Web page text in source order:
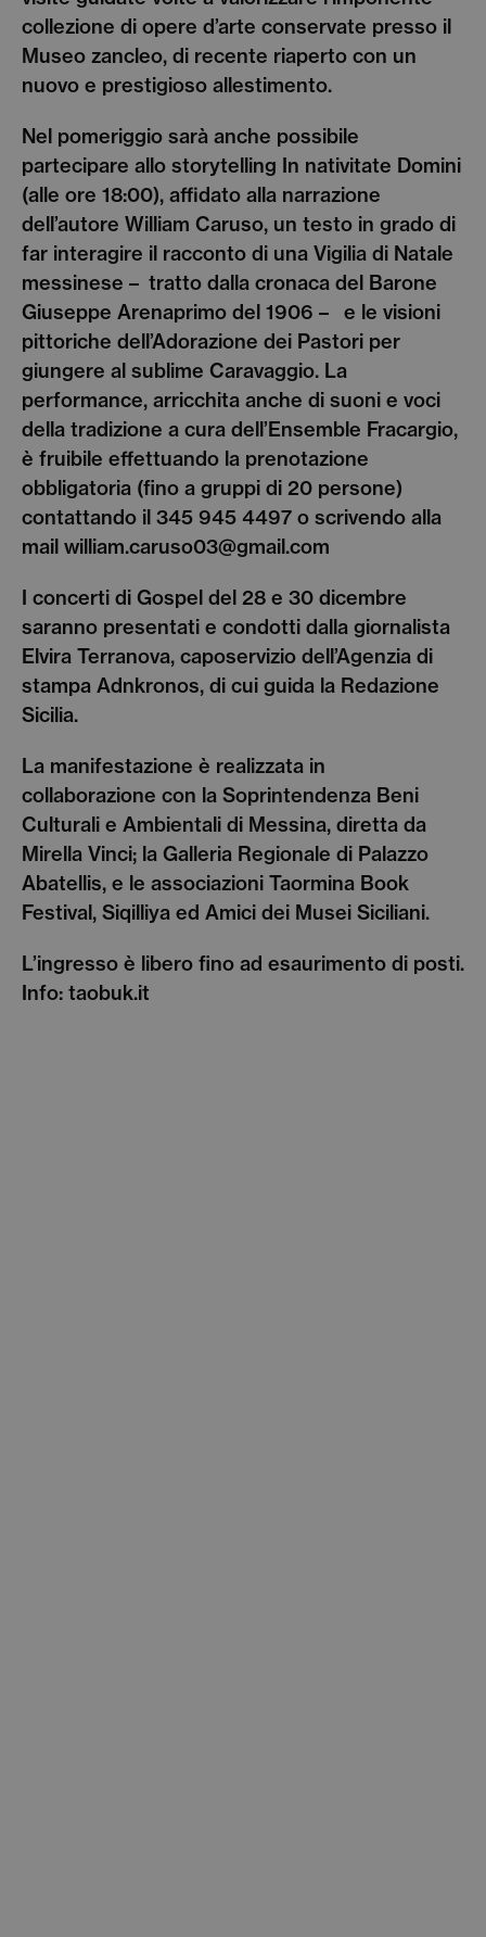
collezione di opere d’arte conservate presso il
Museo zancleo, di recente riaperto con un
nuovo e prestigioso allestimento.
Nel pomeriggio sarà anche possibile
partecipare allo storytelling In nativitate Domini
(alle ore 18:00), affidato alla narrazione
dell’autore William Caruso, un testo in grado di
far interagire il racconto di una Vigilia di Natale
messinese – tratto dalla cronaca del Barone
Giuseppe Arenaprimo del 1906 –
e le visioni
pittoriche dell’Adorazione dei Pastori per
giungere al sublime Caravaggio. La
performance, arricchita anche di suoni e voci
della tradizione a cura dell’Ensemble Fracargio,
è fruibile effettuando la prenotazione
obbligatoria (fino a gruppi di 20 persone)
contattando il 345 945 4497 o scrivendo alla
mail william.caruso03@gmail.com
I concerti di Gospel del 28 e 30 dicembre
saranno presentati e condotti dalla giornalista
Elvira Terranova, caposervizio dell’Agenzia di
stampa Adnkronos, di cui guida la Redazione
Sicilia.
La manifestazione è realizzata in
collaborazione con la Soprintendenza Beni
Culturali e Ambientali di Messina, diretta da
Mirella Vinci; la Galleria Regionale di Palazzo
Abatellis, e le associazioni Taormina Book
Festival, Siqilliya ed Amici dei Musei Siciliani.
L’ingresso è libero fino ad esaurimento di posti.
Info: taobuk.it